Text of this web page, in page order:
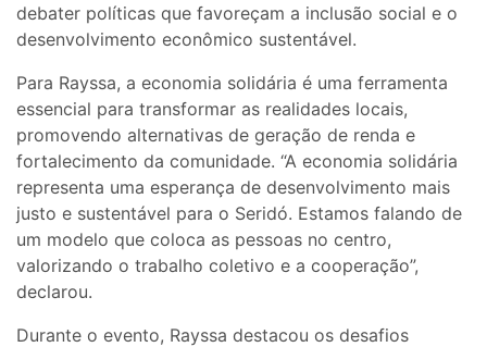
debater políticas que favoreçam a inclusão social e o
desenvolvimento econômico sustentável.
Para Rayssa, a economia solidária é uma ferramenta
essencial para transformar as realidades locais,
promovendo alternativas de geração de renda e
fortalecimento da comunidade. “A economia solidária
representa uma esperança de desenvolvimento mais
justo e sustentável para o Seridó. Estamos falando de
um modelo que coloca as pessoas no centro,
valorizando o trabalho coletivo e a cooperação”,
declarou.
Durante o evento, Rayssa destacou os desafios